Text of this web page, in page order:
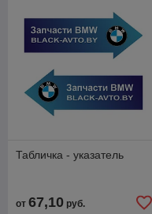
Табличка - указатель
от 67,10 руб.